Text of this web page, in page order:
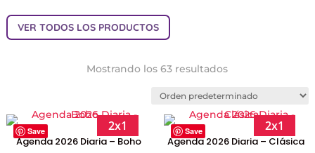
VER TODOS LOS PRODUCTOS
Mostrando los 63 resultados
Save 2x1
Agenda 2026 Diaria – Boho
Save 2x1
Agenda 2026 Diaria – Clásica